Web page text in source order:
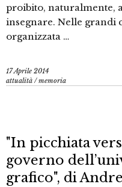
proibito, naturalmente,
insegnare. Nelle grandi
organizzata …
17 Aprile 2014
attualità /memoria
"In picchiata
governo
grafico", di